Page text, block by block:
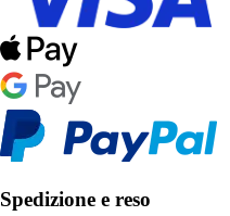
Spedizione e reso